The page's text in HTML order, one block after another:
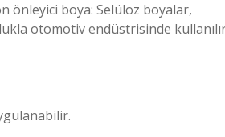
önleyici boya: Selüloz boyalar,
otomotiv endüstrisinde